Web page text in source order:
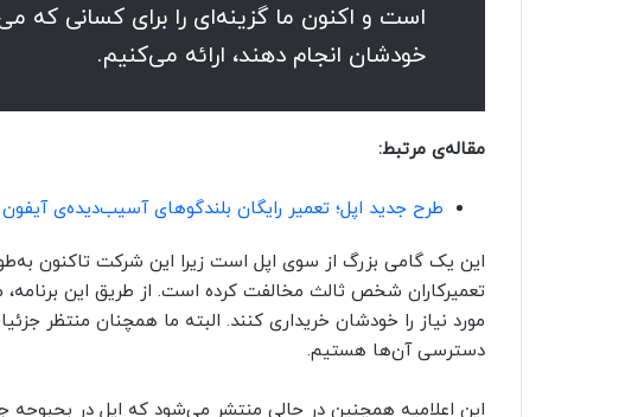
است و اکنون ما گزینه‌ای را برای کسانی که
خودشان انجام دهند، ارائه می‌کنیم.
مقاله‌ی مرتبط:
طرح جدید اپل؛ تعمیر رایگان بلندگوهای آسیب‌دیده‌ی آیفون ۱۲ و ۱۲ پرو
این یک گامی بزرگ از سوی اپل است زیرا این شرکت تاکنون
تعمیرکاران شخص ثالث مخالفت کرده است. از طریق این برنامه،
مورد نیاز را خودشان خریداری کنند. البته ما همچنان منتظر
دسترسی آن‌ها هستیم.
این اعلامیه همچنین در حالی منتشر می‌شود که اپل در بحبوحه